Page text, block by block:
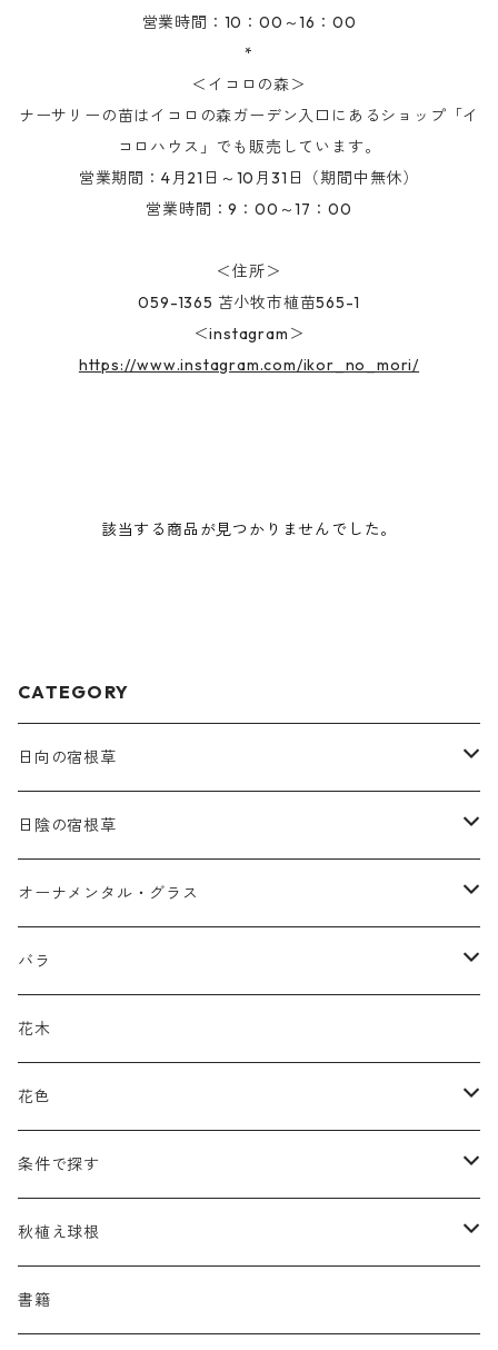
営業時間：10：00～16：00
*
＜イコロの森＞
ナーサリーの苗はイコロの森ガーデン入口にあるショップ「イ
コロハウス」でも販売しています。
営業期間：4月21日～10月31日（期間中無休）
営業時間：9：00～17：00
＜住所＞
059-1365 苫小牧市植苗565-1
＜instagram＞
https://www.instagram.com/ikor_no_mori/
該当する商品が見つかりませんでした。
CATEGORY
日向の宿根草
ア行
アガパンツス
アキレア
アストランティア
アデノフォラ
カ行
カラミンタ
カルタ
クランベ
サ行
サルウィア
サングイソルバ
タ行
タナケツム
タリクトルム
ナ行
ネペタ
ハ行
パエオニア
バプティシア
マ行
ムクゲニア
ラ行
日陰の宿根草
ア行
アクタエア
アコニツム
アルンクス
カ行
ギボウシ
キレンゲショウマ
タ行
ティアレラ
ドイツスズラン
ハ行
ブルネラ
プルモナリア
マ行
メルテンシア
ラ行
ランプロカプノス
シダ類
オーナメンタル・グラス
ア行
エリムス
カ行
カスマンティウム
カレクス
サ行
スティパ
セスレリア
タ行
デスカンプシア
ハ行
ハコネクロア
マ行
バラ
原種類
ハマナシの交配種（HRg）
ランブラー
クライマー
半つる
花木
花色
黒
青
緑
条件で探す
蜜源植物
グランドカバーにも良い植物
秋植え球根
アリウム
書籍